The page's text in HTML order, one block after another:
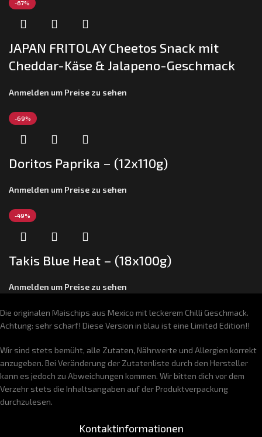
-67%
JAPAN FRITOLAY Cheetos Snack mit
Cheddar-Käse & Jalapeno-Geschmack
Anmelden um Preise zu sehen
-69%
Doritos Paprika – (12x110g)
Anmelden um Preise zu sehen
-49%
Takis Blue Heat – (18x100g)
Anmelden um Preise zu sehen
Die originalen Maischips aus Mexico mit leckerem Chilli Geschmack.
Achtung: sehr scharf! Diese Version in blau ist eine Limited Edition!!
Wir sind stets bemüht, alle Zutaten, Nährwerte und Allergien korrekt
anzugeben. Bei Veränderung der Zutatenliste durch den Hersteller
kann es jedoch zu Abweichungen kommen. Wir bitten dich vor dem
Verzehr stets die Inhaltsangaben auf der Produktverpackung
durchzulesen.
Kontaktinformationen